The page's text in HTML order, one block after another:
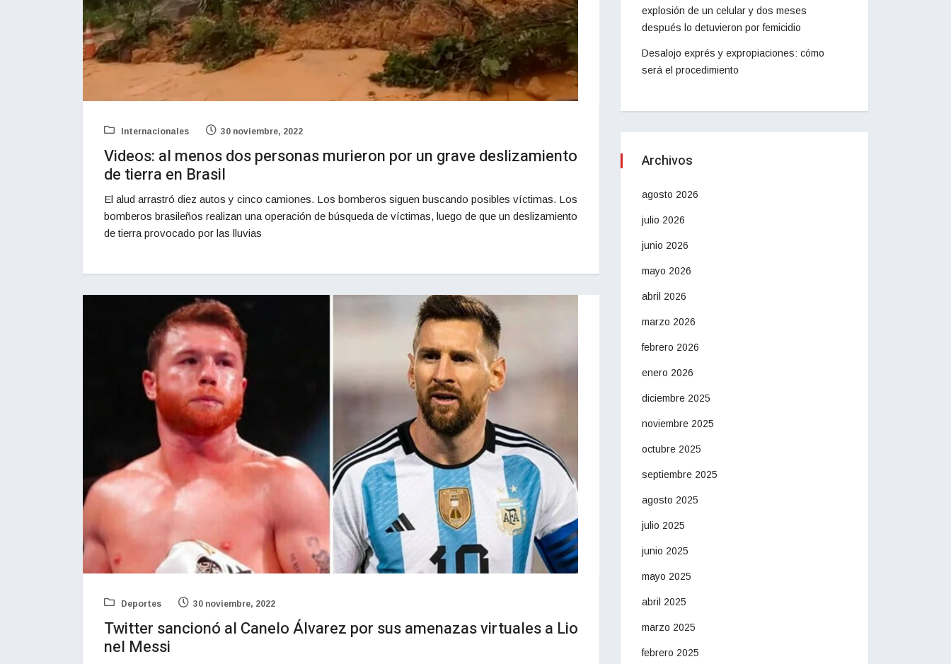
Internacionales 30 noviembre, 2022
Videos: al menos dos personas murieron por un grave deslizamiento
de tierra en Brasil
El alud arrastró diez autos y cinco camiones. Los bomberos siguen buscando posibles víctimas. Los
bomberos brasileños realizan una operación de búsqueda de víctimas, luego de que un deslizamiento
de tierra provocado por las lluvias
Deportes 30 noviembre, 2022
Twitter sancionó al Canelo Álvarez por sus amenazas virtuales a Lio
nel Messi
explosión de un celular y dos meses
después lo detuvieron por femicidio
Desalojo exprés y expropiaciones: cómo
será el procedimiento
Archivos
agosto 2026
julio 2026
junio 2026
mayo 2026
abril 2026
marzo 2026
febrero 2026
enero 2026
diciembre 2025
noviembre 2025
octubre 2025
septiembre 2025
agosto 2025
julio 2025
junio 2025
mayo 2025
abril 2025
marzo 2025
febrero 2025